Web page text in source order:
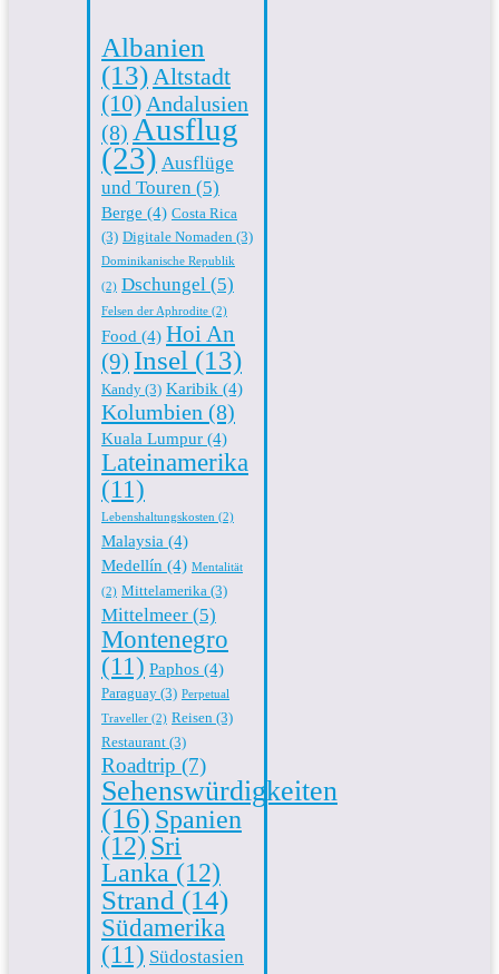
Albanien
(13)Altstadt
(10) Andalusien
(8) Ausflug
(23) Ausflüge
und Touren (5)
Berge (4) Costa Rica
(3) Digitale Nomaden (3)
Dominikanische Republik
(2) Dschungel (5)
Felsen der Aphrodite (2)
Food (4) Hoi An
(9) Insel (13)
Kandy (3) Karibik (4)
Kolumbien (8)
Kuala Lumpur (4)
Lateinamerika
(11)
Lebenshaltungskosten (2)
Malaysia (4)
Medellín (4) Mentalität
(2) Mittelamerika (3)
Mittelmeer (5)
Montenegro
(11) Paphos (4)
Paraguay (3) Perpetual
Traveller (2) Reisen (3)
Restaurant (3)
Roadtrip (7)
Sehenswürdigkeiten
(16) Spanien
(12) Sri
Lanka (12)
Strand (14)
Südamerika
(11) Südostasien